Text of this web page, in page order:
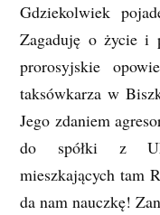
Gdziekolwiek
Zagaduję o życie i
prorosyjskie
taksówkarza w
Jego zdaniem
do spółki z
mieszkających tam
da nam nauczkę!